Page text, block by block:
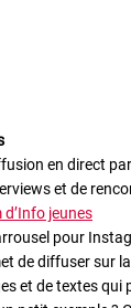
en direct
et de
jeunes
pour
de diffuser sur
et de textes qui